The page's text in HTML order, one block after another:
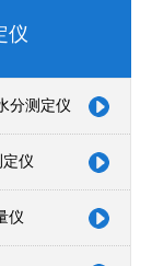
仪
分测定仪
定仪
仪